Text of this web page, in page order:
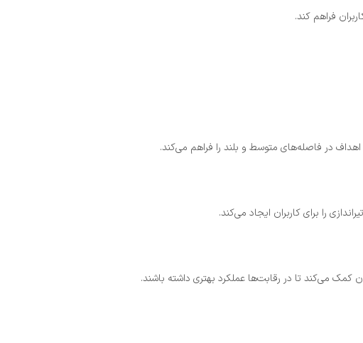
فراهم کند.
در فاصله‌های متوسط و بلند را فراهم می‌کند.
را برای کاربران ایجاد می‌کند.